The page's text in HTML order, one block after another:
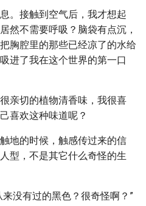
。接触到空气后，我才想起
然不需要呼吸？脑袋有点沉，
胸腔里的那些已经凉了的水给
进了我在这个世界的第一口
亲切的植物清香味，我很喜
喜欢这种味道呢？
地的时候，触感传过来的信
型，不是其它什么奇怪的生
没有过的黑色？很奇怪啊？”